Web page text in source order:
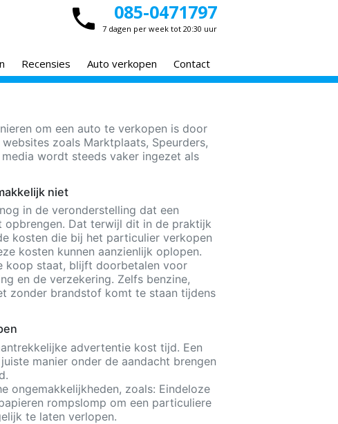
085-0471797
7 dagen per week tot 20:30 uur
Recensies Auto verkopen Contact
om een auto te verkopen is door
zoals Marktplaats, Speurders,
wordt steeds vaker ingezet als
niet
in de veronderstelling dat een
Dat terwijl dit in de praktijk
kosten die bij het particulier verkopen
kosten kunnen aanzienlijk oplopen.
koop staat, blijft doorbetalen voor
en de verzekering. Zelfs benzine,
zonder brandstof komt te staan tijdens
advertentie kost tijd. Een
manier onder de aandacht brengen
ongemakkelijkheden, zoals: Eindeloze
rompslomp om een particuliere
te laten verlopen.